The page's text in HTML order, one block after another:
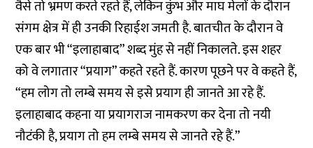
वैसे तो भ्रमण करते रहते हैं, लेकिन कुंभ और माघ मेलों के दौरान
संगम क्षेत्र में ही उनकी रिहाईश जमती है. बातचीत के दौरान वे
एक बार भी “इलाहाबाद” शब्द मुंह से नहीं निकालते. इस शहर
को वे लगातार “प्रयाग” कहते रहते हैं. कारण पूछने पर वे कहते हैं,
“हम लोग तो लम्बे समय से इसे प्रयाग ही जानते आ रहे हैं.
इलाहाबाद कहना या प्रयागराज नामकरण कर देना तो नयी
नौटंकी है, प्रयाग तो हम लम्बे समय से जानते रहे हैं.”